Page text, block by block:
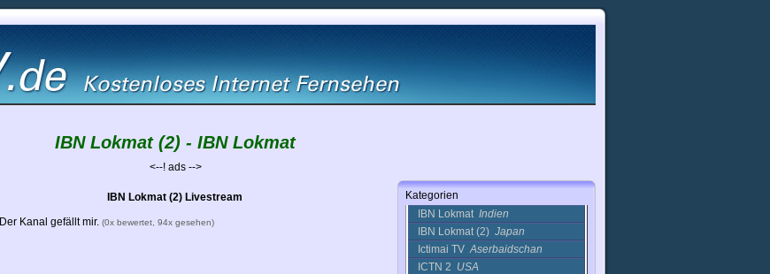
IBN Lokmat (2) - IBN Lokmat
<--! ads -->
IBN Lokmat (2) Livestream
Der Kanal gefällt mir. (0x bewertet, 94x gesehen)
Kategorien
Huda TVArabische Emirate
IBN 7Indien
IBN Live
IBN Lokmat Indien
IBN Lokmat (2) Japan
Ictimai TVAserbaidschan
ICTN 2 USA